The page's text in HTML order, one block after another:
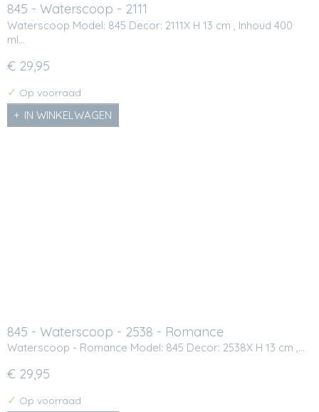
845 - Waterscoop - 2111
Waterscoop Model: 845 Decor: 2111X H 13 cm , Inhoud 400
ml…
€ 29,95
✓ Op voorraad
IN WINKELWAGEN
845 - Waterscoop - 2538 - Romance
Waterscoop - Romance Model: 845 Decor: 2538X H 13 cm ,…
€ 29,95
✓ Op voorraad